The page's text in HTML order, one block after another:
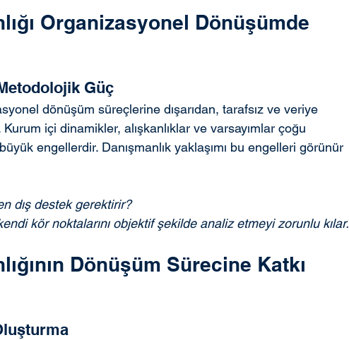
Organizasyonel Dönüşümde
Güç
dönüşüm süreçlerine dışarıdan, tarafsız ve veriye
Kurum içi dinamikler, alışkanlıklar ve varsayımlar çoğu
engellerdir. Danışmanlık yaklaşımı bu engelleri görünür
dış destek gerektirir?
kör noktalarını objektif şekilde analiz etmeyi zorunlu kılar.
Dönüşüm Sürecine Katkı